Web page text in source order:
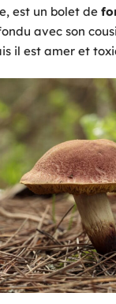
est un bolet de
avec son
il est amer et